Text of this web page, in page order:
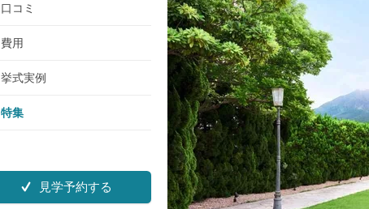
口コミ
費用
挙式実例
特集
見学予約する